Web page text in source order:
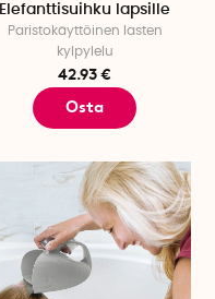
Elefanttisuihku lapsille
Paristokäyttöinen lasten
kylpylelu
42.93 €
Osta